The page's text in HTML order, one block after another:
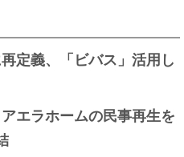
定義、「ビバス」活用し
エラホームの民事再生を